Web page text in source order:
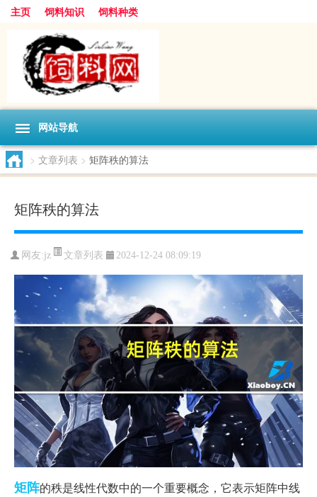
主页 饲料知识 饲料种类
网站导航
> 文章列表 > 矩阵秩的算法
矩阵秩的算法
网友:jz 文章列表 2024-12-24 08:09:19
矩阵的秩是线性代数中的一个重要概念，它表示矩阵中线